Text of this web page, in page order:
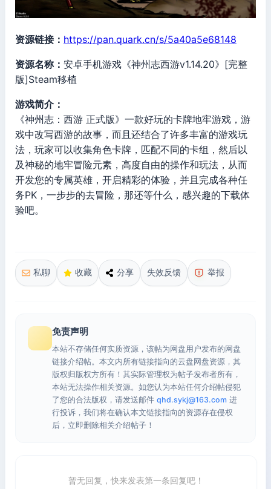
资源链接： https://pan.quark.cn/s/5a40a5e68148
资源名称： 安卓手机游戏《神州志西游v1.14.20》[完整
版]Steam移植
游戏简介：
《神州志：西游 正式版》一款好玩的卡牌地牢游戏，游
戏中改写西游的故事，而且还结合了许多丰富的游戏玩
法，玩家可以收集角色卡牌，匹配不同的卡组，然后以
及神秘的地牢冒险元素，高度自由的操作和玩法，从而
开发您的专属英雄，开启精彩的体验，并且完成各种任
务PK，一步步的去冒险，那还等什么，感兴趣的下载体
验吧。
私聊 收藏 分享 失效反馈 举报
免责声明
本站不存储任何实质资源，该帖为网盘用户发布的网盘
链接介绍帖。本文内所有链接指向的云盘网盘资源，其
版权归版权方所有！其实际管理权为帖子发布者所有，
本站无法操作相关资源。如您认为本站任何介绍帖侵犯
了您的合法版权，请发送邮件 qhd.sykj@163.com 进
行投诉，我们将在确认本文链接指向的资源存在侵权
后，立即删除相关介绍帖子！
暂无回复，快来发表第一条回复吧！